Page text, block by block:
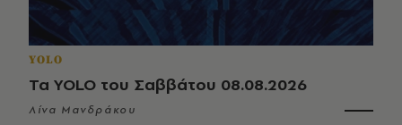
YOLO
Τα YOLO του Σαββάτου 08.08.2026
Λίνα Μανδράκου